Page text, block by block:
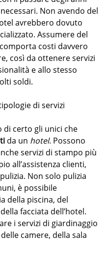
Non avendo del
avrebbero dovuto
Assumere del
costi davvero
così da ottenere servizi
e allo stesso
soldi.
di servizi
di certo gli unici che
da un hotel. Possono
servizi di stampo più
all’assistenza clienti,
Non solo pulizia
è possibile
della piscina, del
facciata dell’hotel.
i servizi di giardinaggio
camere, della sala